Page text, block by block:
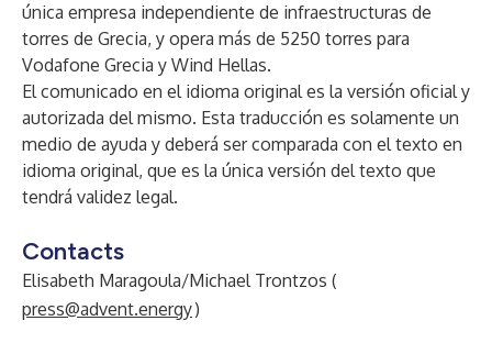
única empresa independiente de infraestructuras de
torres de Grecia, y opera más de 5250 torres para
Vodafone Grecia y Wind Hellas.
El comunicado en el idioma original es la versión oficial y
autorizada del mismo. Esta traducción es solamente un
medio de ayuda y deberá ser comparada con el texto en
idioma original, que es la única versión del texto que
tendrá validez legal.
Contacts
Elisabeth Maragoula/Michael Trontzos (
press@advent.energy)